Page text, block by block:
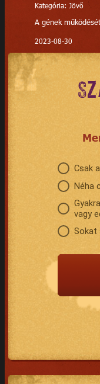
Kategória: Jövő
A gének
2023-08-30
Csak
Néha
vagy
Sokat